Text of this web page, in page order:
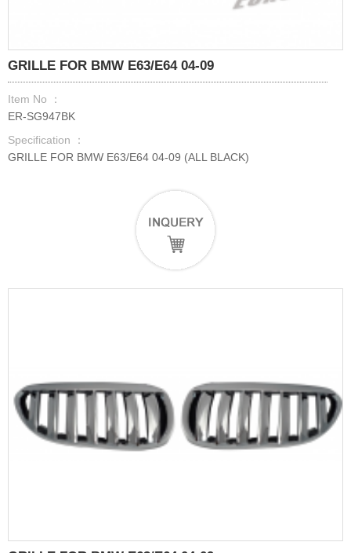
GRILLE FOR BMW E63/E64 04-09
Item No ：
ER-SG947BK
Specification ：
GRILLE FOR BMW E63/E64 04-09 (ALL BLACK)